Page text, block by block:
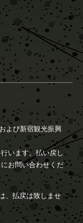
よび新宿観光振興
います。払い戻し
お問い合わせくだ
、払戻は致しませ